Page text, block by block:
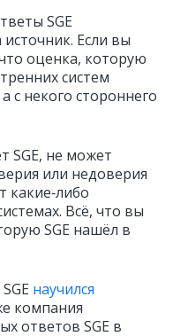
SGE
Если вы
оценка, которую
систем
с некого стороннего
SGE, не может
или недоверия
какие‑либо
Всё, что вы
SGE нашёл в
научился
компания
ответов SGE в